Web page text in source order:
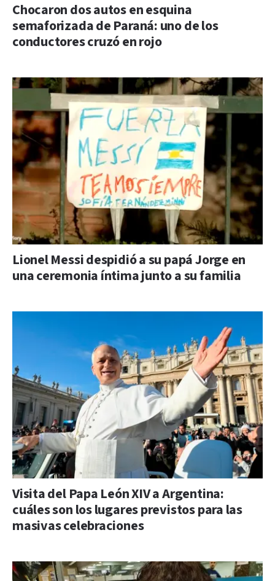
Chocaron dos autos en esquina
semaforizada de Paraná: uno de los
conductores cruzó en rojo
Lionel Messi despidió a su papá Jorge en
una ceremonia íntima junto a su familia
Visita del Papa León XIV a Argentina:
cuáles son los lugares previstos para las
masivas celebraciones